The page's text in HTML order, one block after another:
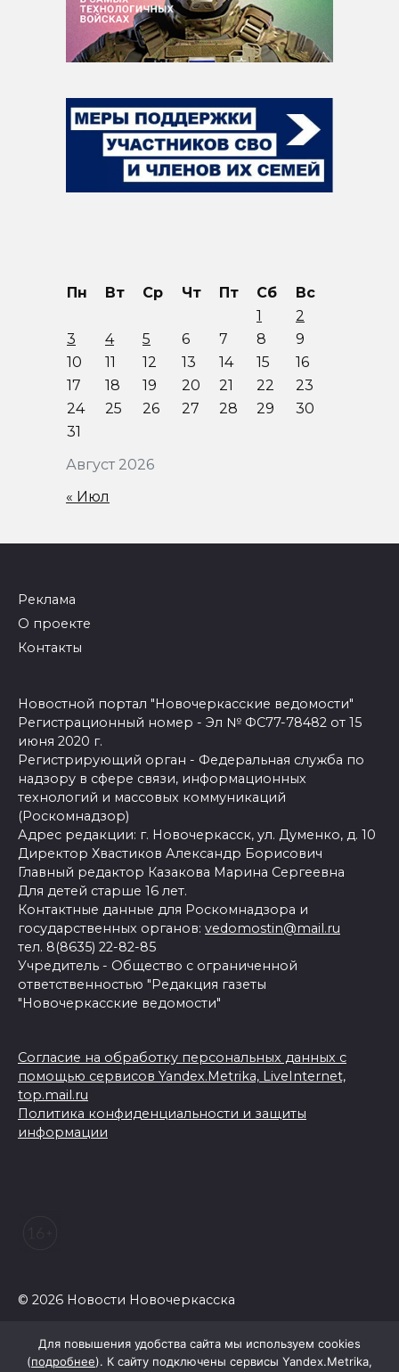
Август 2026
Пн Вт Ср Чт Пт Сб
Вс
1
2
3
4 5 6 7 8
9
10
11 12 13 14 15
16
17
18 19 20 21 22
23
24
25 26 27 28 29
30
31
« Июл
Реклама
О проекте
Контакты
Новостной портал "Новочеркасские ведомости"
Регистрационный номер - Эл № ФС77-78482 от 15
июня 2020 г.
Регистрирующий орган - Федеральная служба по
надзору в сфере связи, информационных
технологий и массовых коммуникаций
(Роскомнадзор)
Адрес редакции: г. Новочеркасск, ул. Думенко, д. 10
Директор Хвастиков Александр Борисович
Главный редактор Казакова Марина Сергеевна
Для детей старше 16 лет.
Контактные данные для Роскомнадзора и
государственных органов: vedomostin@mail.ru
тел. 8(8635) 22-82-85
Учредитель - Общество с ограниченной
ответственностью "Редакция газеты
"Новочеркасские ведомости"
Согласие на обработку персональных данных с
помощью сервисов Yandex.Metrika, LiveInternet,
top.mail.ru
Политика конфиденциальности и защиты
информации
© 2026 Новости Новочеркасска
Для повышения удобства сайта мы используем cookies
(подробнее). К сайту подключены сервисы Yandex.Metrika,